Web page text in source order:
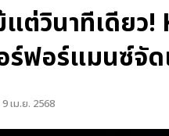
ต่วินาทีเดียว!
ร์ฟอร์แมนซ์จั
9 เม.ย. 2568